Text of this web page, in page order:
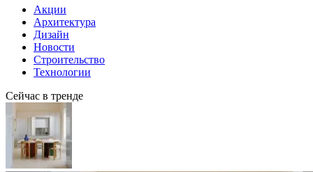
Акции
Архитектура
Дизайн
Новости
Строительство
Технологии
Сейчас в тренде